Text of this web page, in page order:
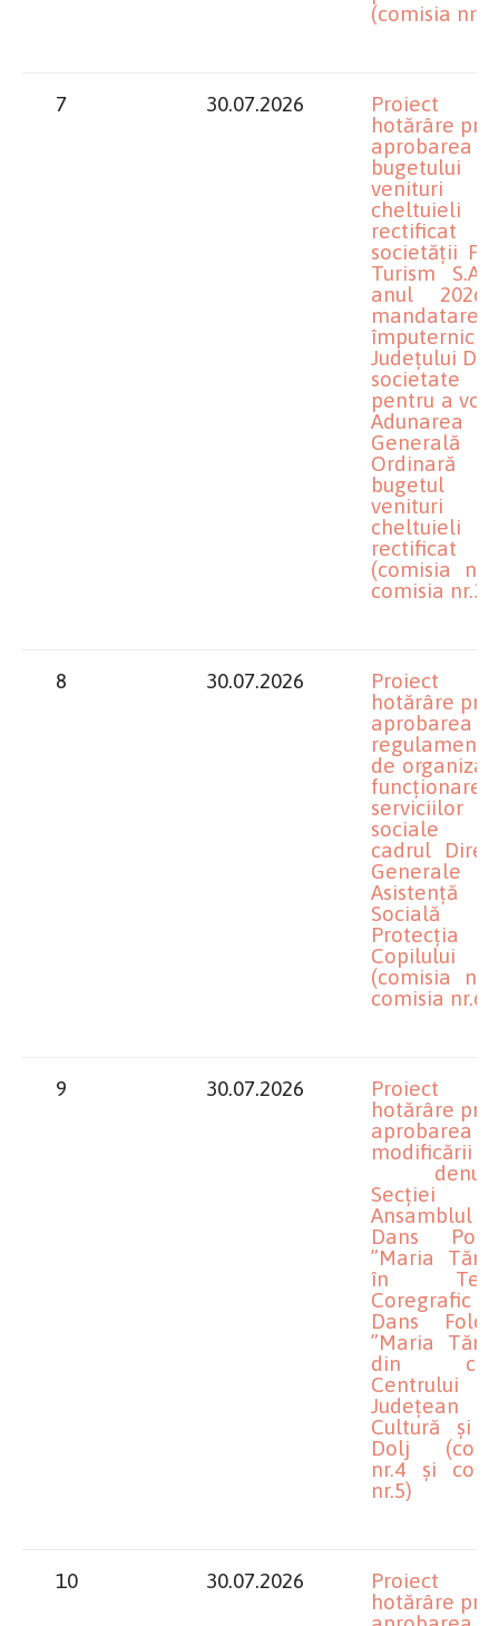
(comisia nr.1)
7 30.07.2026
Proiect
hotărâre
aprobarea
bugetului
venituri
cheltuieli
rectificat
societății
Turism S.A.
anul
mandatarea
Județului
societate
pentru a
Adunarea
Generală
Ordinară
bugetul
venituri
cheltuieli
rectificat
(comisia
comisia nr.3)
8 30.07.2026
Proiect
hotărâre
aprobarea
de
funcționare
serviciilor
sociale
cadrul
Generale
Asistență
Socială
Protecția
Copilului
(comisia
comisia nr.6)
9 30.07.2026
Proiect
hotărâre
aprobarea
modificării
Secției
Ansamblul
Dans
”Maria
în
Dans
”Maria
din
Centrului
Județean
Cultură și
Dolj
nr.4 și
nr.5)
10 30.07.2026
Proiect
hotărâre